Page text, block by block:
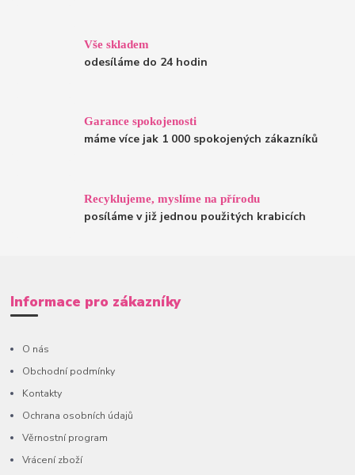
Vše skladem
odesíláme do 24 hodin
Garance spokojenosti
máme více jak 1 000 spokojených zákazníků
Recyklujeme, myslíme na přírodu
posíláme v již jednou použitých krabicích
Informace pro zákazníky
O nás
Obchodní podmínky
Kontakty
Ochrana osobních údajů
Věrnostní program
Vrácení zboží